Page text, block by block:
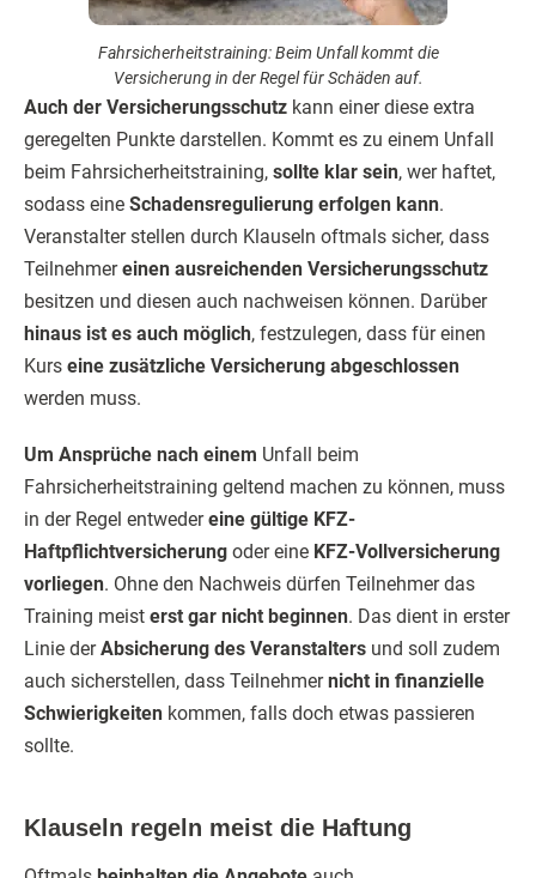
Fahrsicherheitstraining: Beim Unfall kommt die
Versicherung in der Regel für Schäden auf.
Auch der Versicherungsschutz kann einer diese extra
geregelten Punkte darstellen. Kommt es zu einem Unfall
beim Fahrsicherheitstraining, sollte klar sein, wer haftet,
sodass eine Schadensregulierung erfolgen kann.
Veranstalter stellen durch Klauseln oftmals sicher, dass
Teilnehmereinen ausreichenden Versicherungsschutz
besitzen und diesen auch nachweisen können. Darüber
hinaus ist es auch möglich, festzulegen, dass für einen
Kurs eine zusätzliche Versicherung abgeschlossen
werden muss.
Um Ansprüche nach einem Unfall beim
Fahrsicherheitstraining geltend machen zu können, muss
in der Regel entwedereine gültige KFZ-
Haftpflichtversicherung oder eine KFZ-Vollversicherung
vorliegen. Ohne den Nachweis dürfen Teilnehmer das
Training meist erst gar nicht beginnen. Das dient in erster
Linie derAbsicherung des Veranstalters und soll zudem
auch sicherstellen, dass Teilnehmernicht in finanzielle
Schwierigkeiten kommen, falls doch etwas passieren
sollte.
Klauseln regeln meist die Haftung